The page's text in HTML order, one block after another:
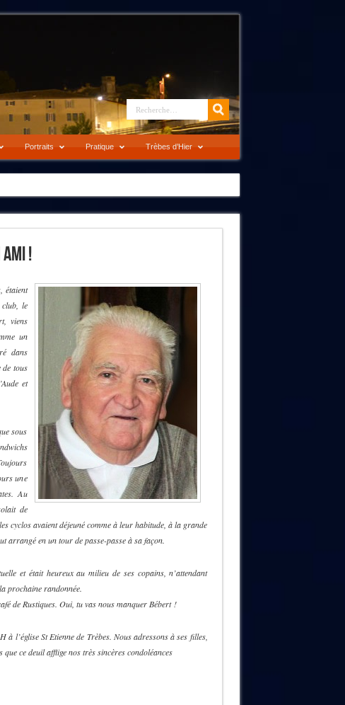
Portraits Pratique Trèbes d’Hier
!
étaient
le
viens
un
dans
de tous
et
sous
une
Au
de
cyclos avaient déjeuné comme à leur habitude, à la grande
arrangé en un tour de passe-passe à sa façon.
et était heureux au milieu de ses copains, n’attendant
prochaine randonnée.
de Rustiques. Oui, tu vas nous manquer Bébert !
l’église St Etienne de Trèbes. Nous adressons à ses filles,
que ce deuil afflige nos très sincères condoléances